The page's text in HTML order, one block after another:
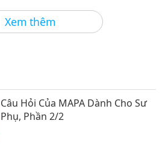
Xem thêm
2020-01-23 3209
Chương Trình Thú Cưng Đến Trại
Câu Hỏi Của MAPA Dành Cho Sư
Phụ, Phần 2/2